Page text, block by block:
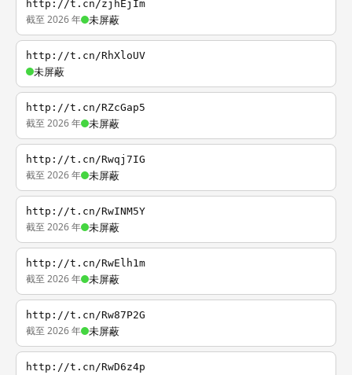
http://t.cn/zjhEjIm
截至 2026 年 未屏蔽
http://t.cn/RhXloUV
未屏蔽
http://t.cn/RZcGap5
截至 2026 年 未屏蔽
http://t.cn/Rwqj7IG
截至 2026 年 未屏蔽
http://t.cn/RwINM5Y
截至 2026 年 未屏蔽
http://t.cn/RwElh1m
截至 2026 年 未屏蔽
http://t.cn/Rw87P2G
截至 2026 年 未屏蔽
http://t.cn/RwD6z4p